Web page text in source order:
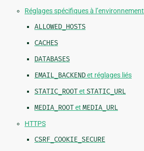
Réglages spécifiques à l’environnement
ALLOWED_HOSTS
CACHES
DATABASES
EMAIL_BACKENDet réglages liés
STATIC_ROOTet STATIC_URL
MEDIA_ROOTet MEDIA_URL
HTTPS
CSRF_COOKIE_SECURE